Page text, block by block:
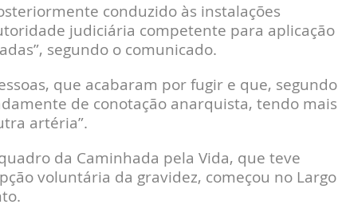
conduzido às instalações
judiciária competente para aplicação
segundo o comunicado.
que acabaram por fugir e que, segundo
de conotação anarquista, tendo mais
artéria”.
da Caminhada pela Vida, que teve
voluntária da gravidez, começou no Largo